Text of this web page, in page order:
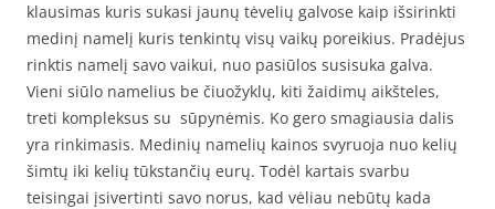
klausimas kuris sukasi jaunų tėvelių galvose kaip išsirinkti
medinį namelį kuris tenkintų visų vaikų poreikius. Pradėjus
rinktis namelį savo vaikui, nuo pasiūlos susisuka galva.
Vieni siūlo namelius be čiuožyklų, kiti žaidimų aikšteles,
treti kompleksus su sūpynėmis. Ko gero smagiausia dalis
yra rinkimasis. Medinių namelių kainos svyruoja nuo kelių
šimtų iki kelių tūkstančių eurų. Todėl kartais svarbu
teisingai įsivertinti savo norus, kad vėliau nebūtų kada